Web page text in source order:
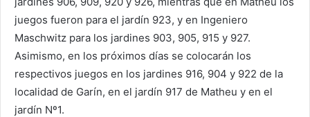
juegos fueron para el jardín 923, y en Ingeniero
Maschwitz para los jardines 903, 905, 915 y 927.
Asimismo, en los próximos días se colocarán los
respectivos juegos en los jardines 916, 904 y 922 de la
localidad de Garín, en el jardín 917 de Matheu y en el
jardín Nº1.